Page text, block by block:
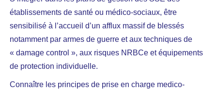
établissements de santé ou médico-sociaux, être
sensibilisé à l’accueil d’un afflux massif de blessés
notamment par armes de guerre et aux techniques de
« damage control », aux risques NRBCe et équipements
de protection individuelle.
Connaître les principes de prise en charge medico-